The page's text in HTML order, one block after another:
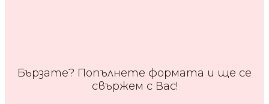
Бързате? Попълнете формата и ще се
свържем с Вас!